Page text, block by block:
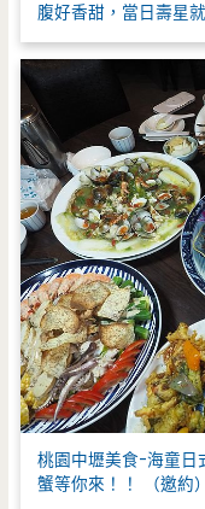
腹好香甜，當日壽星
桃園中壢美食-海童
蟹等你來！！ （邀約）